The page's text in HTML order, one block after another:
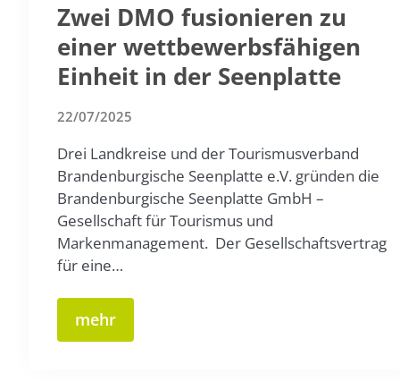
Zwei DMO fusionieren zu
einer wettbewerbsfähigen
Einheit in der Seenplatte
22/07/2025
Drei Landkreise und der Tourismusverband
Brandenburgische Seenplatte e.V. gründen die
Brandenburgische Seenplatte GmbH –
Gesellschaft für Tourismus und
Markenmanagement. Der Gesellschaftsvertrag
für eine…
mehr